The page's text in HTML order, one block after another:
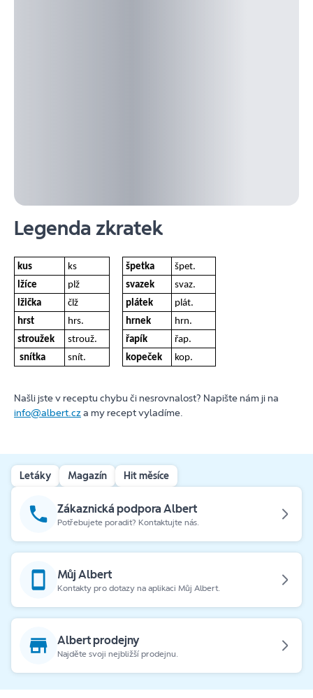
Legenda zkratek
kus ks špetka
špet.
lžíce
plž svazek
svaz.
lžička
člž plátek
plát.
hrst
hrs. hrnek
hrn.
stroužek
strouž. řapík
řap.
snítka
snít. kopeček kop.
Našli jste v receptu chybu či nesrovnalost? Napište nám ji na
info@albert.cza my recept vyladíme.
Letáky Magazín Hit měsíce
Zákaznická podpora Albert
Potřebujete poradit? Kontaktujte nás.
Můj Albert
Kontakty pro dotazy na aplikaci Můj Albert.
Albert prodejny
Najděte svoji nejbližší prodejnu.